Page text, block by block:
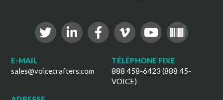
E-MAIL
sales@voicecrafters.com
TÉLÉPHONE FIXE
888 458-6423 (888 45-
VOICE)